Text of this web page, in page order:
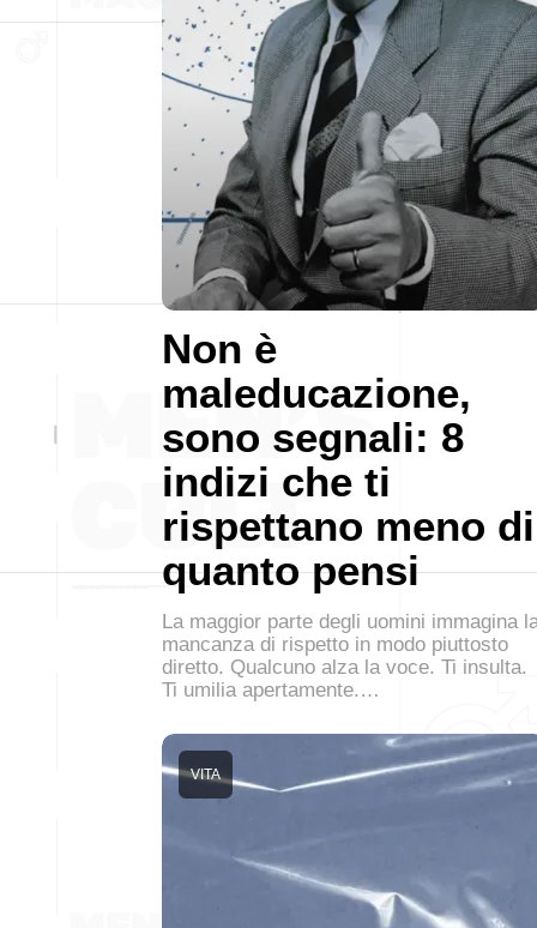
Non è
maleducazione,
sono segnali: 8
indizi che ti
rispettano meno di
quanto pensi
La maggior parte degli uomini immagina
mancanza di rispetto in modo piuttosto
diretto. Qualcuno alza la voce. Ti insulta.
Ti umilia apertamente.…
VITA